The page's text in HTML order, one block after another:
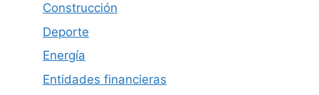
Construcción
Deporte
Energía
Entidades financieras